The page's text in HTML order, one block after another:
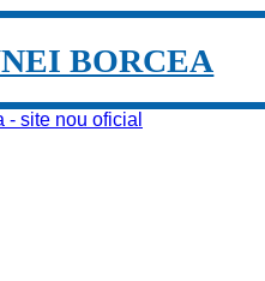
BORCEA